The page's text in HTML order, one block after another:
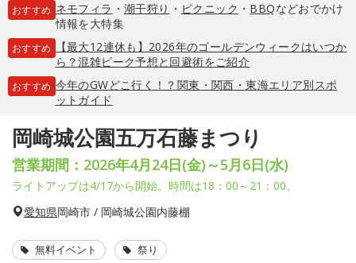
おすすめ ネモフィラ ・ 潮干狩り ・ ピクニック ・ BBQなどおでかけ
情報を大特集
おすすめ
【最大12連休も】2026年のゴールデンウィークはいつか
ら？混雑ピーク予想と回避術をご紹介
おすすめ 今年のGWどこ行く！？関東・関西・東海エリア別スポ
ットガイド
岡崎城公園五万石藤まつり
営業期間：2026年4月24日(金)～5月6日(水)
ライトアップは4/17から開始。時間は18：00～21：00。
愛知県岡崎市 / 岡崎城公園内藤棚
無料イベント 祭り